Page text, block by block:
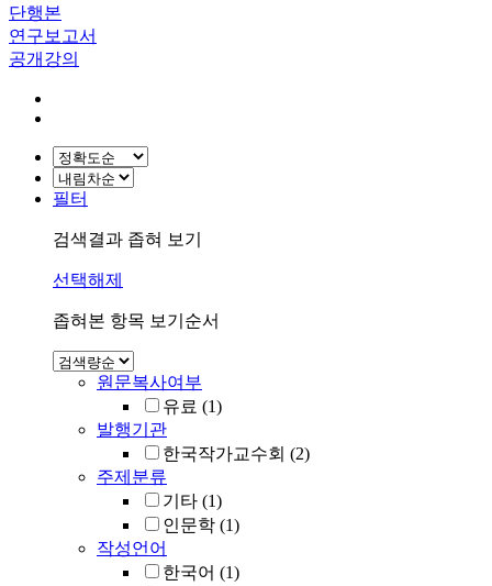
단행본
연구보고서
공개강의
필터
검색결과 좁혀 보기
선택해제
좁혀본 항목 보기순서
원문복사여부
유료 (1)
발행기관
한국작가교수회 (2)
주제분류
기타 (1)
인문학 (1)
작성언어
한국어 (1)